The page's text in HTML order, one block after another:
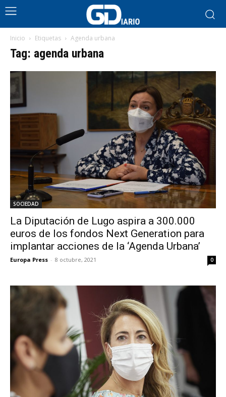
Inicio Etiquetas Agenda urbana
Tag: agenda urbana
SOCIEDAD
La Diputación de Lugo aspira a 300.000
euros de los fondos Next Generation para
implantar acciones de la ‘Agenda Urbana’
Europa Press - 8 octubre, 2021 0